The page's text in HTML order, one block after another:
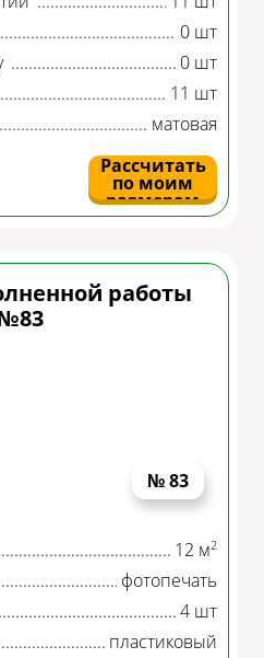
0 шт
0 шт
11 шт
матовая
Рассчитать
по моим
размерам
работы
№ 83
12 м2
фотопечать
4 шт
пластиковый